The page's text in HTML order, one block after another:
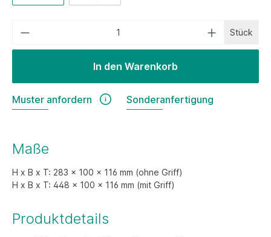
Stück
In den Warenkorb
Muster anfordern Sonderanfertigung
Produktdetails
Maße
H x B x T: 283 x 100 x 116 mm (ohne Griff)
H x B x T: 448 x 100 x 116 mm (mit Griff)